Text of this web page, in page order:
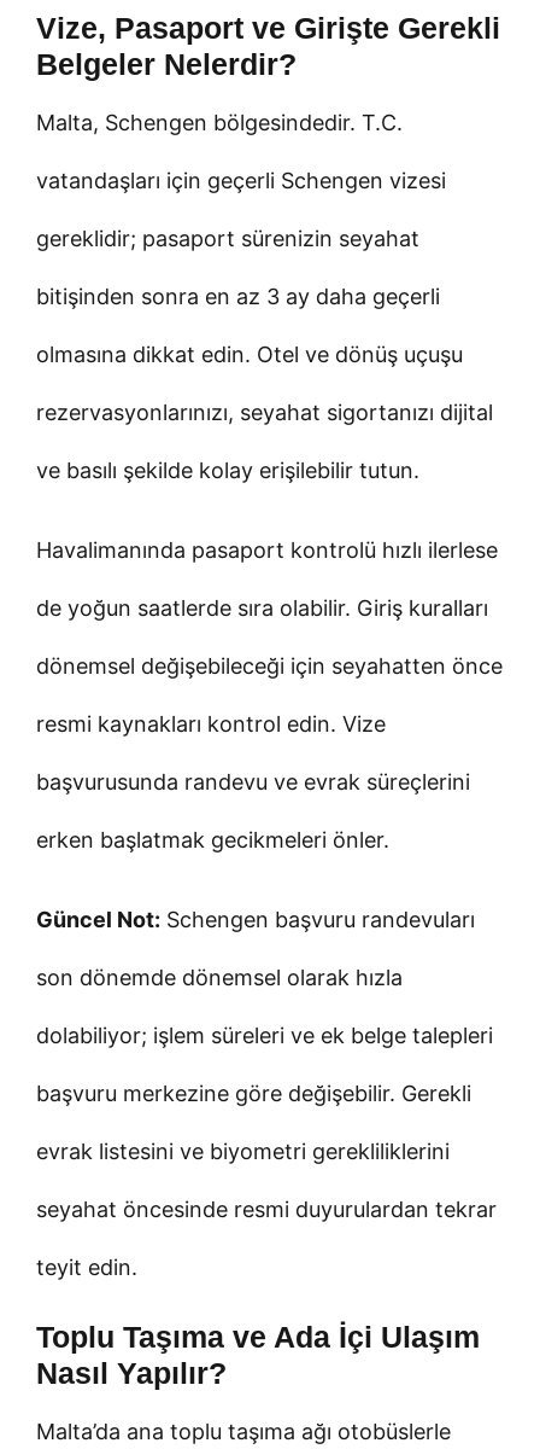
Vize, Pasaport ve Girişte Gerekli
Belgeler Nelerdir?
Malta, Schengen bölgesindedir. T.C.
vatandaşları için geçerli Schengen vizesi
gereklidir; pasaport sürenizin seyahat
bitişinden sonra en az 3 ay daha geçerli
olmasına dikkat edin. Otel ve dönüş uçuşu
rezervasyonlarınızı, seyahat sigortanızı dijital
ve basılı şekilde kolay erişilebilir tutun.
Havalimanında pasaport kontrolü hızlı ilerlese
de yoğun saatlerde sıra olabilir. Giriş kuralları
dönemsel değişebileceği için seyahatten önce
resmi kaynakları kontrol edin. Vize
başvurusunda randevu ve evrak süreçlerini
erken başlatmak gecikmeleri önler.
Güncel Not: Schengen başvuru randevuları
son dönemde dönemsel olarak hızla
dolabiliyor; işlem süreleri ve ek belge talepleri
başvuru merkezine göre değişebilir. Gerekli
evrak listesini ve biyometri gerekliliklerini
seyahat öncesinde resmi duyurulardan tekrar
teyit edin.
Toplu Taşıma ve Ada İçi Ulaşım
Nasıl Yapılır?
Malta’da ana toplu taşıma ağı otobüslerle